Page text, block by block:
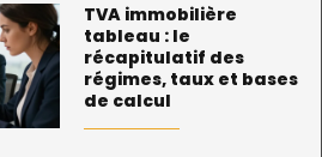
TVA immobilière
tableau : le
récapitulatif des
régimes, taux et bases
de calcul